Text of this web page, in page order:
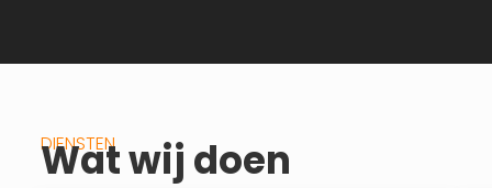
DIENSTEN
Wat wij doen